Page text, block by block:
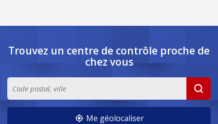
Trouvez un centre de contrôle proche de
chez vous
Me géolocaliser